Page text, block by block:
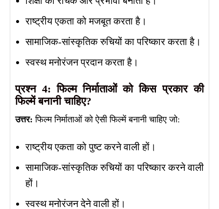
राष्ट्रीय एकता को मजबूत करता है।
सामाजिक-सांस्कृतिक रुचियों का परिष्कार करता है।
स्वस्थ मनोरंजन प्रदान करता है।
प्रश्न 4: फिल्म निर्माताओं को किस प्रकार की
फिल्में बनानी चाहिए?
उत्तर: फिल्म निर्माताओं को ऐसी फिल्में बनानी चाहिए जो:
राष्ट्रीय एकता को पुष्ट करने वाली हों।
सामाजिक-सांस्कृतिक रुचियों का परिष्कार करने वाली
हों।
स्वस्थ मनोरंजन देने वाली हों।